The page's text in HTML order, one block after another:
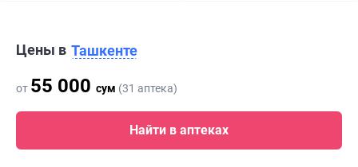
Цены в Ташкенте
от 55 000 сум (31 аптека)
Найти в аптеках